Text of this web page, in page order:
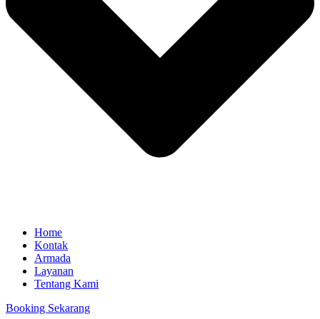
Home
Kontak
Armada
Layanan
Tentang Kami
Booking Sekarang